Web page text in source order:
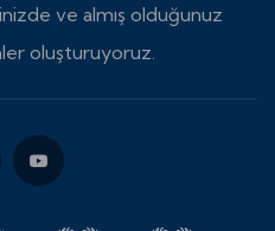
ve almış olduğunuz
oluşturuyoruz.